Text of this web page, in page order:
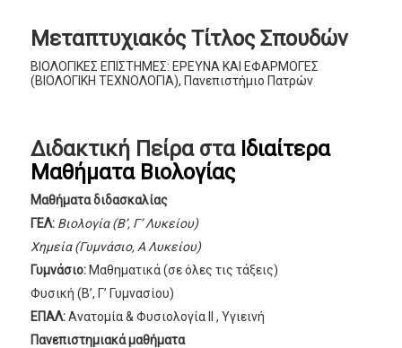
Μεταπτυχιακός Τίτλος Σπουδών
ΒΙΟΛΟΓΙΚΕΣ ΕΠΙΣΤΗΜΕΣ: ΕΡΕΥΝΑ ΚΑΙ ΕΦΑΡΜΟΓΕΣ
(ΒΙΟΛΟΓΙΚΗ ΤΕΧΝΟΛΟΓΙΑ), Πανεπιστήμιο Πατρών
Διδακτική Πείρα στα Ιδιαίτερα
Μαθήματα Βιολογίας
Μαθήματα διδασκαλίας
ΓΕΛ: Βιολογία (Β’, Γ’ Λυκείου)
Χημεία (Γυμνάσιο, Α Λυκείου)
Γυμνάσιο: Μαθηματικά (σε όλες τις τάξεις)
Φυσική (Β’, Γ’ Γυμνασίου)
ΕΠΑΛ:Ανατομία & Φυσιολογία ΙΙ , Υγιεινή
Πανεπιστημιακά μαθήματα